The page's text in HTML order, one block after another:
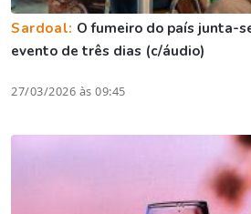
Sardoal: O fumeiro do país junta-
evento de três dias (c/áudio)
27/03/2026 às 09:45